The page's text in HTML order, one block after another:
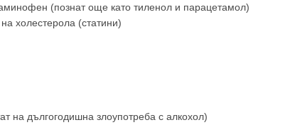
(познат още като тиленол и парацетамол)
холестерола (статини)
на дългогодишна злоупотреба с алкохол)